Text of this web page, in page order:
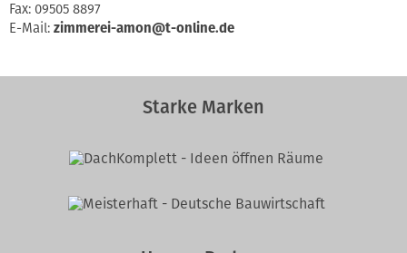
Fax: 09505 8897
E-Mail: zimmerei-amon@t-online.de
Starke Marken